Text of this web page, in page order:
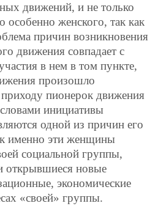
движений, и не только
особенно женского, так как
причин возникновения
движения совпадает с
в нем в том пункте,
произошло
приходу пионерок движения
инициативы
одной из причин его
именно эти женщины
социальной группы,
открывшиеся новые
экономические
«своей» группы.